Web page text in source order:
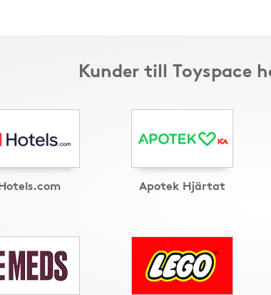
Kunder till Toyspace
Apotek Hjärtat